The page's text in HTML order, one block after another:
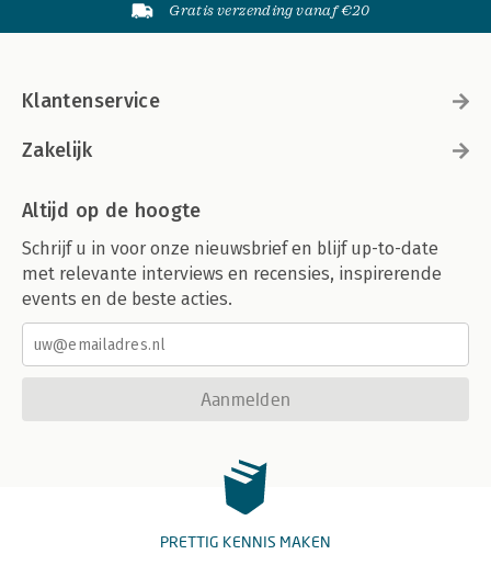
Gratis verzending vanaf €20
Klantenservice
Zakelijk
Altijd op de hoogte
Schrijf u in voor onze nieuwsbrief en blijf up-to-date
met relevante interviews en recensies, inspirerende
events en de beste acties.
Aanmelden
PRETTIG KENNIS MAKEN